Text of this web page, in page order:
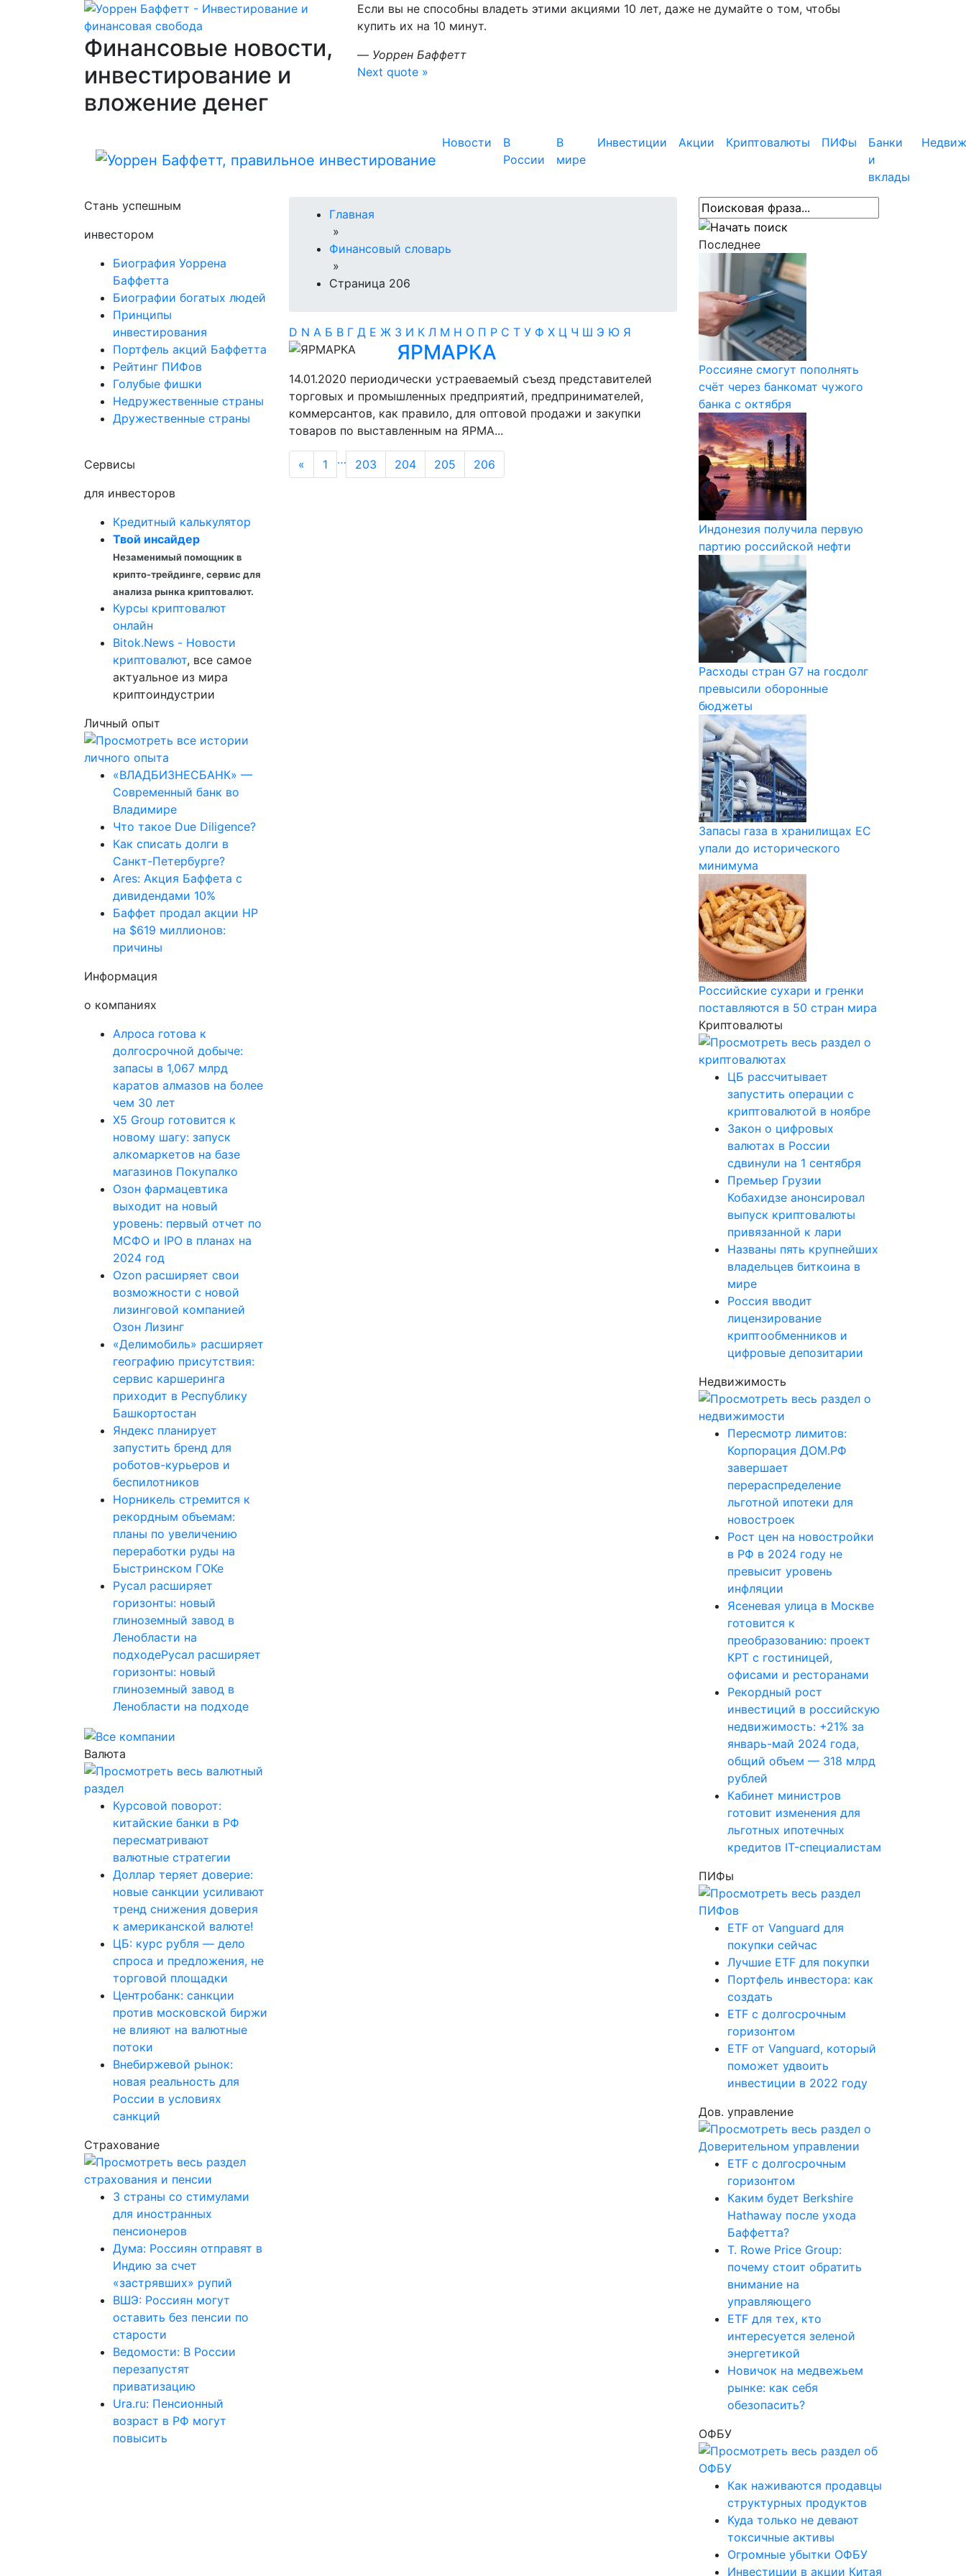
Финансовые новости,
инвестирование и
вложение денег
Если вы не способны владеть этими акциями 10 лет, даже не думайте о том, чтобы
купить их на 10 минут.
— Уоррен Баффетт
Next quote »
Новости
В
России
В
мире
Инвестиции Акции Криптовалюты ПИФы
Банки
и
вклады
Стань успешным
инвестором
Биография Уоррена
Баффетта
Биографии богатых людей
Принципы
инвестирования
Портфель акций Баффетта
Рейтинг ПИФов
Голубые фишки
Недружественные страны
Дружественные страны
Сервисы
для инвесторов
Кредитный калькулятор
Твой инсайдер
Незаменимый помощник в
крипто-трейдинге, сервис для
анализа рынка криптовалют.
Курсы криптовалют
онлайн
Bitok.News - Новости
криптовалют, все самое
актуальное из мира
криптоиндустрии
Личный опыт
«ВЛАДБИЗНЕСБАНК» —
Современный банк во
Владимире
Что такое Due Diligence?
Как списать долги в
Санкт-Петербурге?
Ares: Акция Баффета с
дивидендами 10%
Баффет продал акции HP
на $619 миллионов:
причины
Информация
о компаниях
Алроса готова к
долгосрочной добыче:
запасы в 1,067 млрд
каратов алмазов на более
чем 30 лет
X5 Group готовится к
новому шагу: запуск
алкомаркетов на базе
магазинов Покупалко
Озон фармацевтика
выходит на новый
уровень: первый отчет по
МСФО и IPO в планах на
2024 год
Ozon расширяет свои
возможности с новой
лизинговой компанией
Озон Лизинг
«Делимобиль» расширяет
географию присутствия:
сервис каршеринга
приходит в Республику
Башкортостан
Яндекс планирует
запустить бренд для
роботов-курьеров и
беспилотников
Норникель стремится к
рекордным объемам:
планы по увеличению
переработки руды на
Быстринском ГОКе
Русал расширяет
горизонты: новый
глиноземный завод в
Ленобласти на
подходеРусал расширяет
горизонты: новый
глиноземный завод в
Ленобласти на подходе
Валюта
Курсовой поворот:
китайские банки в РФ
пересматривают
валютные стратегии
Доллар теряет доверие:
новые санкции усиливают
тренд снижения доверия
к американской валюте!
ЦБ: курс рубля — дело
спроса и предложения, не
торговой площадки
Центробанк: санкции
против московской биржи
не влияют на валютные
потоки
Внебиржевой рынок:
новая реальность для
России в условиях
санкций
Страхование
3 страны со стимулами
для иностранных
пенсионеров
Дума: Россиян отправят в
Индию за счет
«застрявших» рупий
ВШЭ: Россиян могут
оставить без пенсии по
старости
Ведомости: В России
перезапустят
приватизацию
Ura.ru: Пенсионный
возраст в РФ могут
повысить
Главная
»
Финансовый словарь
»
Страница 206
D N А Б В Г Д Е Ж З И К Л М Н О П Р С Т У Ф Х Ц Ч Ш Э Ю Я
ЯРМАРКА
14.01.2020 периодически устраеваемый съезд представителей
торговых и промышленных предприятий, предпринимателей,
коммерсантов, как правило, для оптовой продажи и закупки
товаров по выставленным на ЯРМА...
« 1 … 203 204 205 206
Последнее
Россияне смогут пополнять
счёт через банкомат чужого
банка с октября
Индонезия получила первую
партию российской нефти
Расходы стран G7 на госдолг
превысили оборонные
бюджеты
Запасы газа в хранилищах ЕС
упали до исторического
минимума
Российские сухари и гренки
поставляются в 50 стран мира
Криптовалюты
ЦБ рассчитывает
запустить операции с
криптовалютой в ноябре
Закон о цифровых
валютах в России
сдвинули на 1 сентября
Премьер Грузии
Кобахидзе анонсировал
выпуск криптовалюты
привязанной к лари
Названы пять крупнейших
владельцев биткоина в
мире
Россия вводит
лицензирование
криптообменников и
цифровые депозитарии
Недвижимость
Пересмотр лимитов:
Корпорация ДОМ.РФ
завершает
перераспределение
льготной ипотеки для
новостроек
Рост цен на новостройки
в РФ в 2024 году не
превысит уровень
инфляции
Ясеневая улица в Москве
готовится к
преобразованию: проект
КРТ с гостиницей,
офисами и ресторанами
Рекордный рост
инвестиций в российскую
недвижимость: +21% за
январь-май 2024 года,
общий объем — 318 млрд
рублей
Кабинет министров
готовит изменения для
льготных ипотечных
кредитов IT-специалистам
ПИФы
ETF от Vanguard для
покупки сейчас
Лучшие ETF для покупки
Портфель инвестора: как
создать
ETF с долгосрочным
горизонтом
ETF от Vanguard, который
поможет удвоить
инвестиции в 2022 году
Дов. управление
ETF с долгосрочным
горизонтом
Каким будет Berkshire
Hathaway после ухода
Баффетта?
T. Rowe Price Group:
почему стоит обратить
внимание на
управляющего
ETF для тех, кто
интересуется зеленой
энергетикой
Новичок на медвежьем
рынке: как себя
обезопасить?
ОФБУ
Как наживаются продавцы
структурных продуктов
Куда только не девают
токсичные активы
Огромные убытки ОФБУ
Инвестиции в акции Китая